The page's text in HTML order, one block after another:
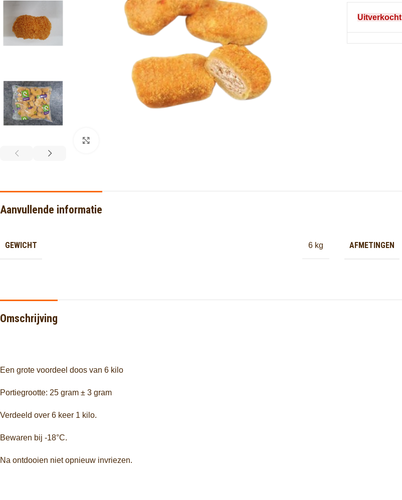
Uitverkocht
Aanvullende informatie
GEWICHT 6 kg AFMETINGEN
Omschrijving
Een grote voordeel doos van 6 kilo
Portiegrootte: 25 gram ± 3 gram
Verdeeld over 6 keer 1 kilo.
Bewaren bij -18°C.
Na ontdooien niet opnieuw invriezen.